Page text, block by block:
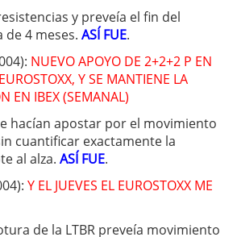
y preveía el fin del
4 meses. ASÍ FUE.
NUEVO APOYO DE 2+2+2 P EN
Y SE MANTIENE LA
EN IBEX (SEMANAL)
hacían apostar por el movimiento
cuantificar exactamente la
al alza. ASÍ FUE.
Y EL JUEVES EL EUROSTOXX ME
de la LTBR preveía movimiento